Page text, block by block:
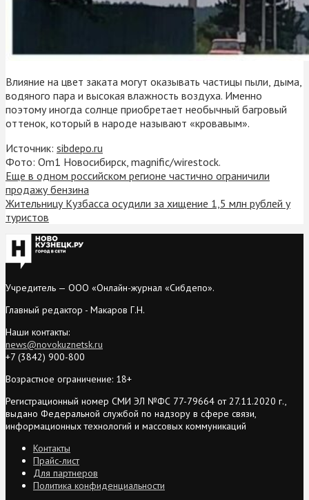
Влияние на цвет заката могут оказывать частицы пыли, дыма,
водяного пара и высокая влажность воздуха. Именно
поэтому иногда солнце приобретает необычный багровый
оттенок, который в народе называют «кровавым».
Источник: sibdepo.ru
Фото: Om1 Новосибирск, magnific/wirestock.
Еще в одном российском регионе частично ограничили
продажу бензина
Жительницу Кузбасса осудили за хищение 1,5 млн рублей у
туристов
Учредитель — ООО «Онлайн-журнал «Сибдепо».
Главный редактор - Макаров Г.Н.
Наши контакты:
news@novokuznetsk.ru
+7 (3842) 900-800
Возрастное ограничение: 18+
Регистрационный номер СМИ ЭЛ №ФС 77-79664 от 27.11.2020 г.,
выдано Федеральной службой по надзору в сфере связи,
информационных технологий и массовых коммуникаций
Контакты
Прайс-лист
Для партнеров
Политика конфиденциальности